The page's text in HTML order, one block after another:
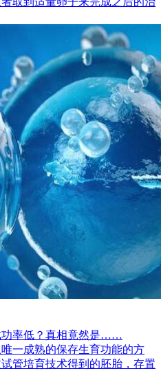
功率低？真相竟然是……
一成熟的保存生育功能的方
管培育技术得到的胚胎，存置